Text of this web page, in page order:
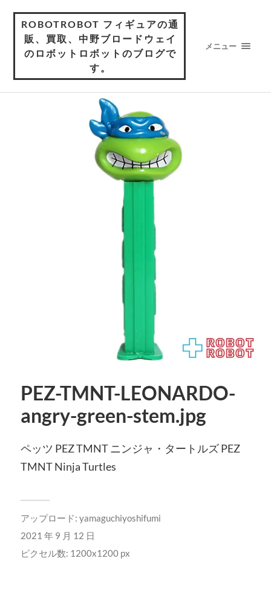
ROBOTROBOT フィギュアの通
販、買取、中野ブロードウェイ
のロボットロボットのブログで
す。
メニュー
PEZ-TMNT-LEONARDO-
angry-green-stem.jpg
ペッツ PEZ TMNT ニンジャ・タートルズ PEZ
TMNT Ninja Turtles
アップロード: yamaguchiyoshifumi
2021 年 9 月 12 日
ピクセル数: 1200x1200 px